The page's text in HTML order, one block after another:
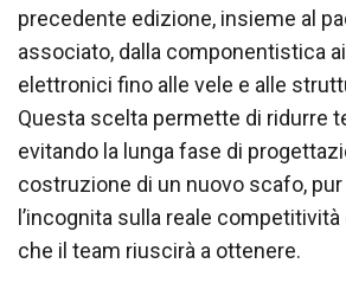
precedente edizione, insieme al
associato, dalla componentistica
elettronici fino alle vele e alle
Questa scelta permette di ridurre
evitando la lunga fase di
costruzione di un nuovo scafo,
l’incognita sulla reale competitività
che il team riuscirà a ottenere.